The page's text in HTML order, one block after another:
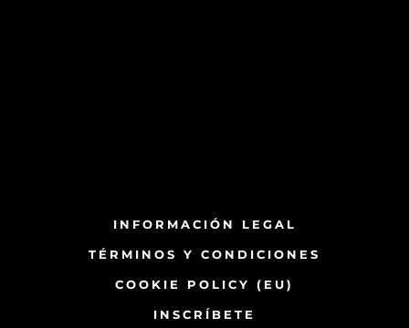
INFORMACIÓN LEGAL
TÉRMINOS Y CONDICIONES
COOKIE POLICY (EU)
INSCRÍBETE​